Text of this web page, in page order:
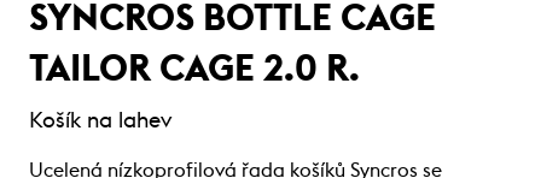
SYNCROS BOTTLE CAGE
TAILOR CAGE 2.0 R.
Košík na lahev
Ucelená nízkoprofilová řada košíků Syncros se